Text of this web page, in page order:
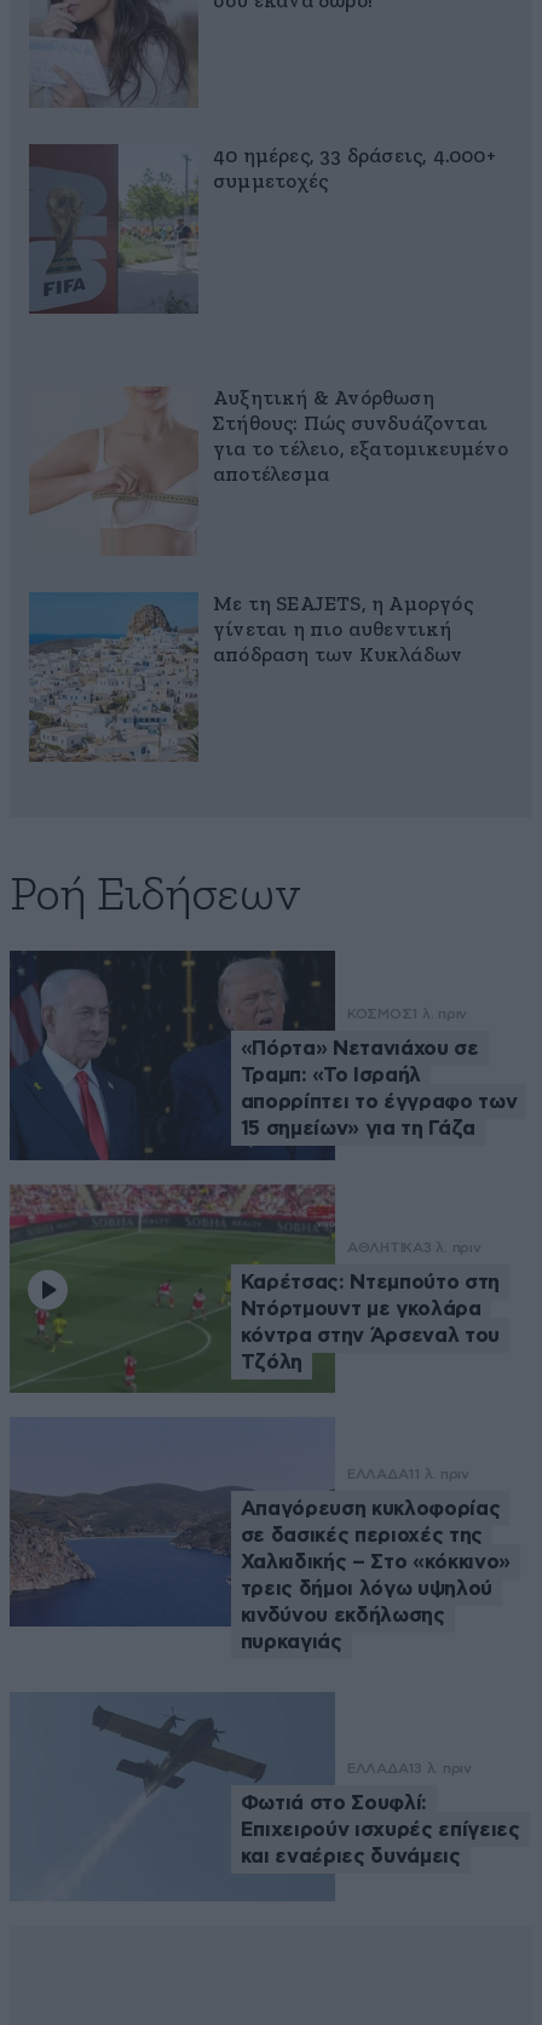
40 ημέρες, 33 δράσεις, 4.000+
συμμετοχές
Αυξητική & Ανόρθωση
Στήθους: Πώς συνδυάζονται
για το τέλειο, εξατομικευμένο
αποτέλεσμα
Με τη SEAJETS, η Αμοργός
γίνεται η πιο αυθεντική
απόδραση των Κυκλάδων
Ροή Ειδήσεων
ΚΟΣΜΟΣ 1 λ. πριν
«Πόρτα» Νετανιάχου σε
Τραμπ: «Το Ισραήλ
απορρίπτει το έγγραφο των
15 σημείων» για τη Γάζα
ΑΘΛΗΤΙΚΑ3 λ. πριν
Καρέτσας: Ντεμπούτο στη
Ντόρτμουντ με γκολάρα
κόντρα στην Άρσεναλ του
Τζόλη
ΕΛΛΑΔΑ 11 λ. πριν
Απαγόρευση κυκλοφορίας
σε δασικές περιοχές της
Χαλκιδικής – Στο «κόκκινο»
τρεις δήμοι λόγω υψηλού
κινδύνου εκδήλωσης
πυρκαγιάς
ΕΛΛΑΔΑ 13 λ. πριν
Φωτιά στο Σουφλί:
Επιχειρούν ισχυρές επίγειες
και εναέριες δυνάμεις